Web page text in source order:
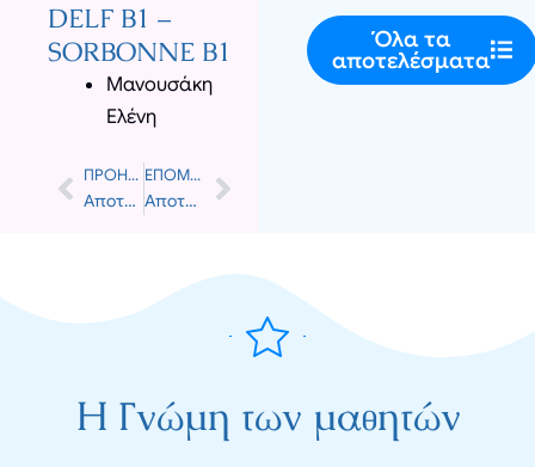
DELF B1 –
SORBONNE B1
Μανουσάκη
Ελένη
Prev ΠΡΟΗΓΟΎΜΕΝΟ
Αποτελέσματα Εξετάσεων Δεκέμβριος 2010
ΕΠΌΜΕΝΟ
Αποτελέσματα Εξετάσεων Δεκέμβριος 2011 Next
Όλα τα
αποτελέσματα
Η Γνώμη των μαθητών